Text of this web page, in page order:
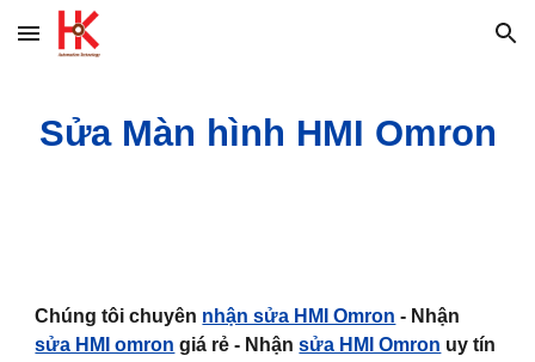
Skip to main content Skip to navigation
Sửa Màn hình HMI Omron
Chúng tôi chuyên nhận sửa HMI Omron - Nhận
sửa HMI omron giá rẻ - Nhận sửa HMI Omron uy tín